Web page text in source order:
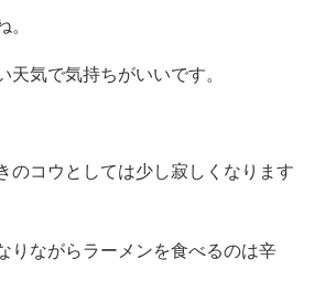
。
天気で気持ちがいいです。
のコウとしては少し寂しくなります
りながらラーメンを食べるのは辛